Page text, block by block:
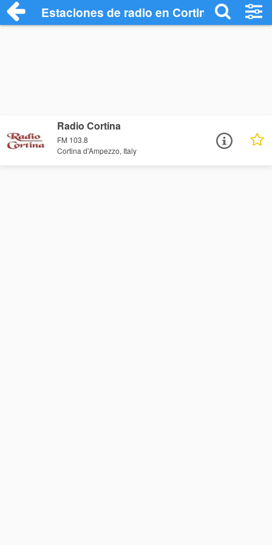
Estaciones de radio en Cortina
Radio Cortina
FM 103.8
Cortina d'Ampezzo, Italy